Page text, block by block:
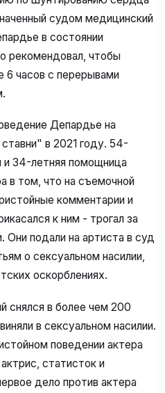
судом медицинский
в состоянии
рекомендовал, чтобы
6 часов с перерывами
Депардье на
в 2021 году. 54-
и 34-летняя помощница
в том, что на съемочной
комментарии и
к ним - трогал за
Они подали на артиста в суд
о сексуальном насилии,
оскорблениях.
снялся в более чем 200
в сексуальном насилии.
поведении актера
статисток и
дело против актера